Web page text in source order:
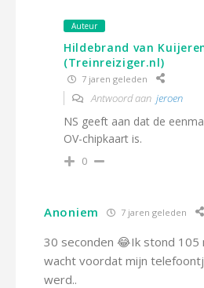
Auteur
Hildebrand van
(Treinreiziger.nl)
7 jaren geleden
Antwoord aan jeroen
NS geeft aan dat de
OV-chipkaart is.
0
Anoniem 7 jaren geleden
30 seconden 😂Ik stond 105
wacht voordat mijn
werd..